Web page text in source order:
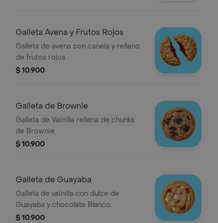
Galleta Avena y Frutos Rojos
Galleta de avena con canela y relleno
de frutos rojos.
$ 10.900
Galleta de Brownie
Galleta de Vainilla rellena de chunks
de Brownie
$ 10.900
Galleta de Guayaba
Galleta de vainilla con dulce de
Guayaba y chocolate Blanco.
$ 10.900